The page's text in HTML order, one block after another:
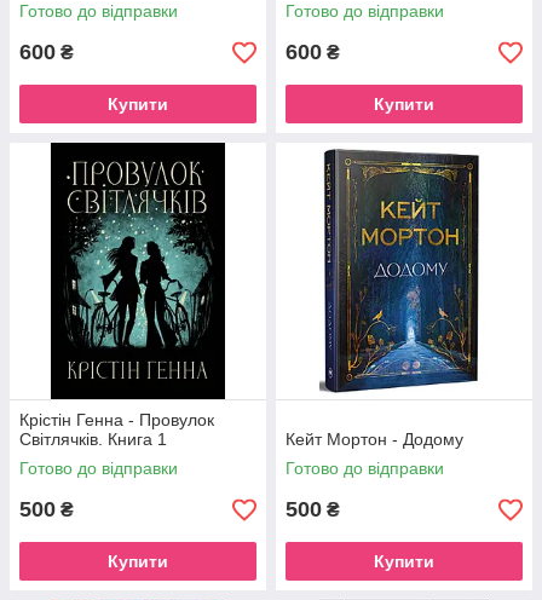
Готово до відправки
600 ₴
Купити
Готово до відправки
600 ₴
Купити
Крістін Генна - Провулок
Світлячків. Книга 1
Готово до відправки
500 ₴
Купити
Кейт Мортон - Додому
Готово до відправки
500 ₴
Купити